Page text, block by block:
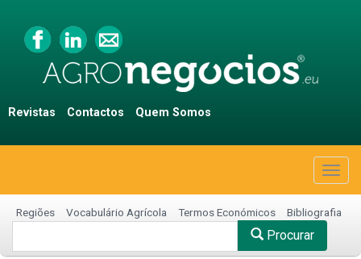
Revistas Contactos Quem Somos
Regiões Vocabulário Agrícola Termos Económicos Bibliografia
Procurar